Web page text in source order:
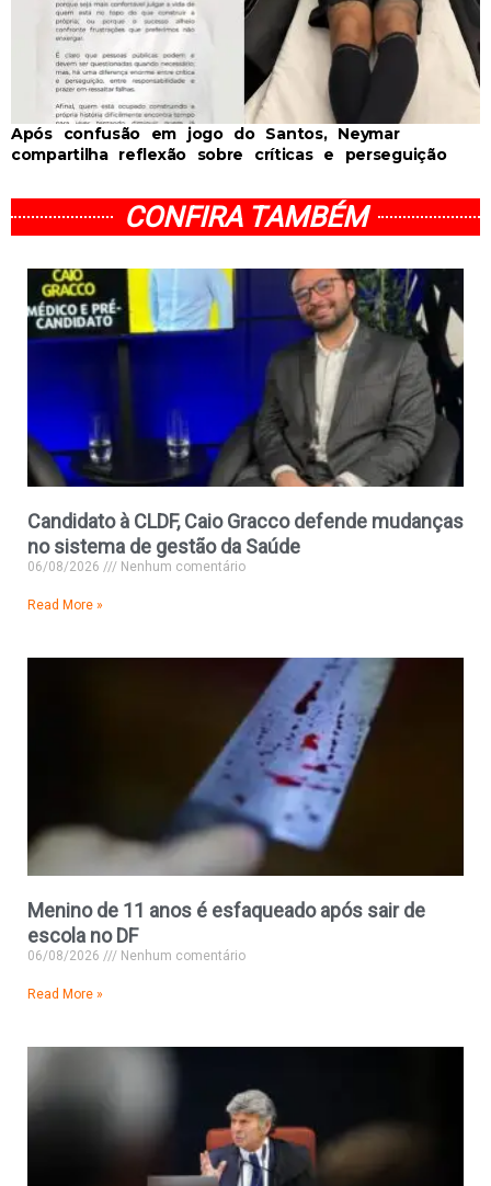
Após confusão em jogo do Santos, Neymar
compartilha reflexão sobre críticas e perseguição
CONFIRA TAMBÉM
Candidato à CLDF, Caio Gracco defende mudanças
no sistema de gestão da Saúde
06/08/2026 Nenhum comentário
Read More »
Menino de 11 anos é esfaqueado após sair de
escola no DF
06/08/2026 Nenhum comentário
Read More »